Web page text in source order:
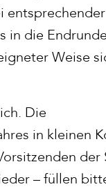
in die
Weise
Die
in kleinen
der
– füllen